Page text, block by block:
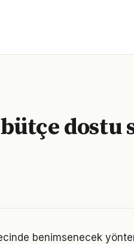
dostu
benimsenecek